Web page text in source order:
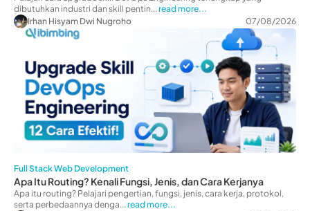
dibutuhkan industri dan skill pentin...read more...
Irhan Hisyam Dwi Nugroho
07/08/2026
Full Stack Web Development
Apa Itu Routing? Kenali Fungsi, Jenis, dan Cara Kerjanya
Apa itu routing? Pelajari pengertian, fungsi, jenis, cara kerja, protokol,
serta perbedaannya denga...read more...